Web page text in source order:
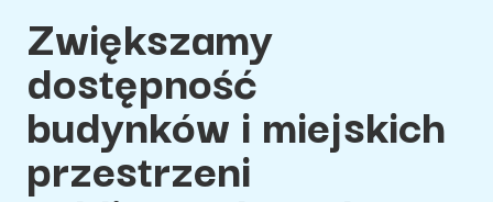
Zwiększamy
dostępność
budynków i miejskich
przestrzeni